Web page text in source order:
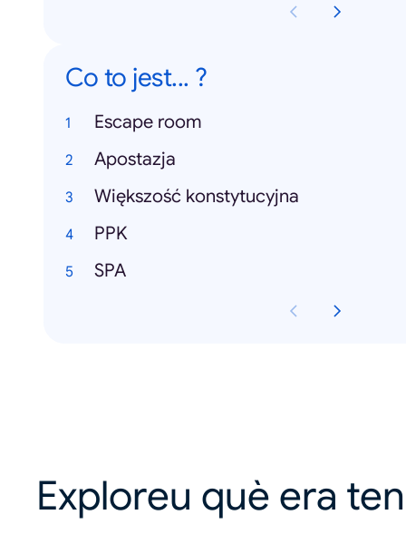
Co to jest... ?
Escape room
Apostazja
Większość konstytucyjna
PPK
SPA
Exploreu què era